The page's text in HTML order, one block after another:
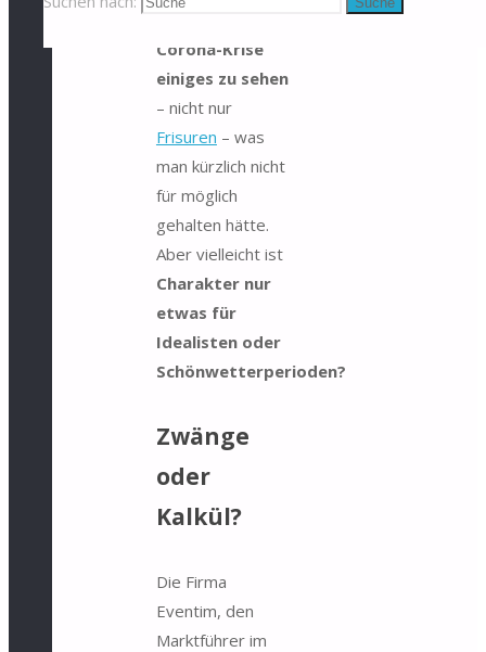
Corona-Krise
einiges zu sehen
– nicht nur
Frisuren – was
man kürzlich nicht
für möglich
gehalten hätte.
Aber vielleicht ist
Charakter nur
etwas für
Idealisten oder
Schönwetterperioden?
Zwänge
oder
Kalkül?
Die Firma
Eventim, den
Marktführer im